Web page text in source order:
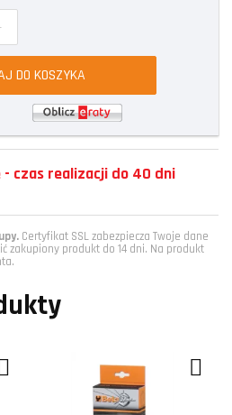
DO KOSZYKA
czas realizacji do 40 dni
Certyfikat SSL zabezpiecza Twoje dane
zakupiony produkt do 14 dni. Na produkt